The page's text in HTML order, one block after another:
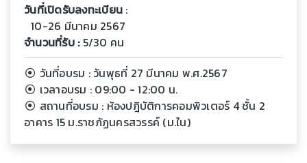
วันที่เปิดรับลงทะเบียน :
10-26 มีนาคม 2567
จำนวนที่รับ :5/30 คน
วันที่อบรม : วันพุธที่ 27 มีนาคม พ.ศ.2567
เวลาอบรม : 09:00 - 12:00 น.
สถานที่อบรม : ห้องปฎิบัติการคอมพิวเตอร์ 4 ชั้น 2
อาคาร 15 ม.ราชภัฏนครสวรรค์ (ม.ใน)